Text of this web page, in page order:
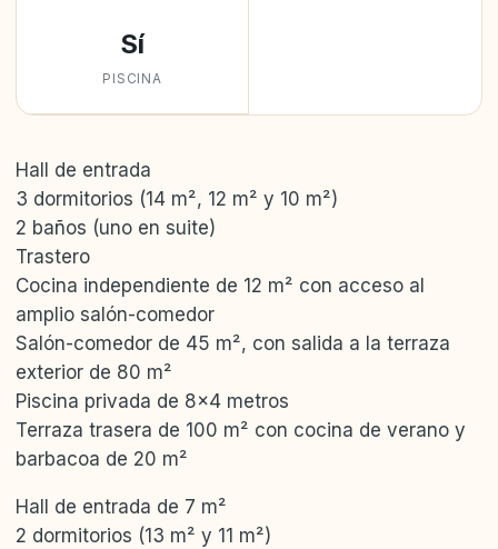
Sí
PISCINA
Hall de entrada
3 dormitorios (14 m², 12 m² y 10 m²)
2 baños (uno en suite)
Trastero
Cocina independiente de 12 m² con acceso al
amplio salón-comedor
Salón-comedor de 45 m², con salida a la terraza
exterior de 80 m²
Piscina privada de 8×4 metros
Terraza trasera de 100 m² con cocina de verano y
barbacoa de 20 m²
Hall de entrada de 7 m²
2 dormitorios (13 m² y 11 m²)